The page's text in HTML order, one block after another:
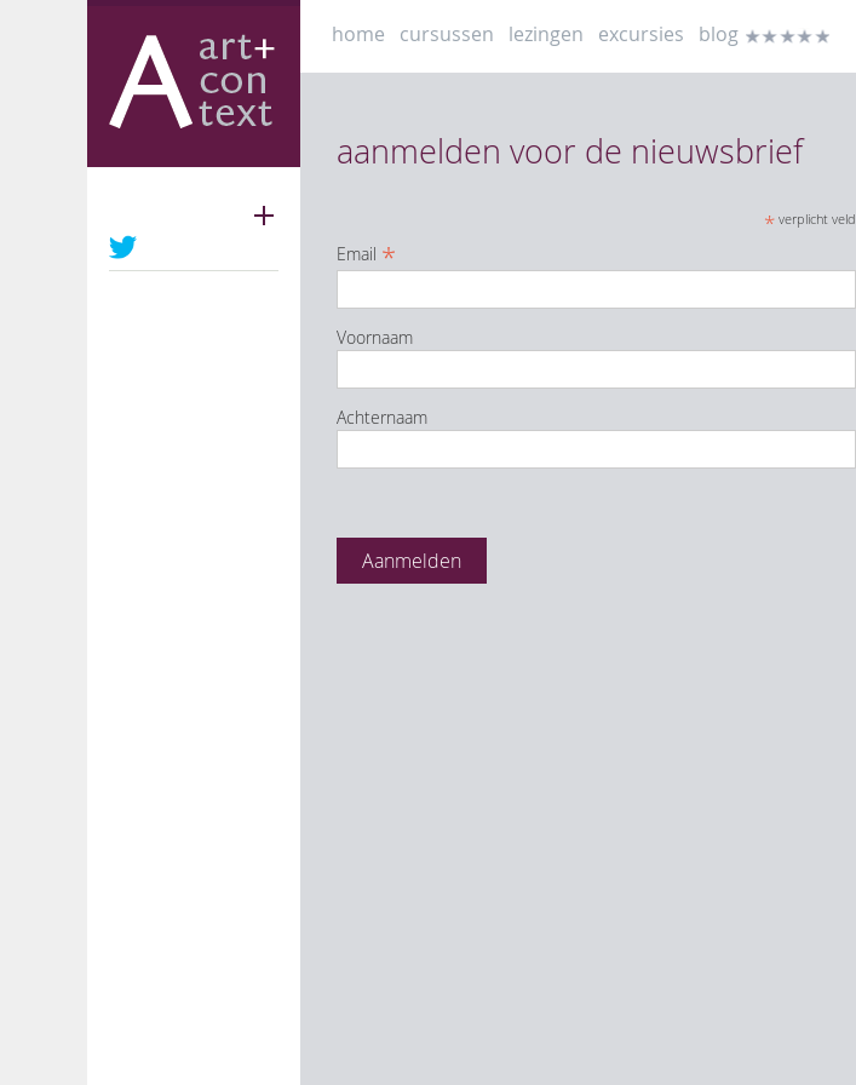
content
home cursussen lezingen excursies blog reviews
aanmelden voor de nieuwsbrief
* verplicht veld
Email *
Voornaam
Achternaam